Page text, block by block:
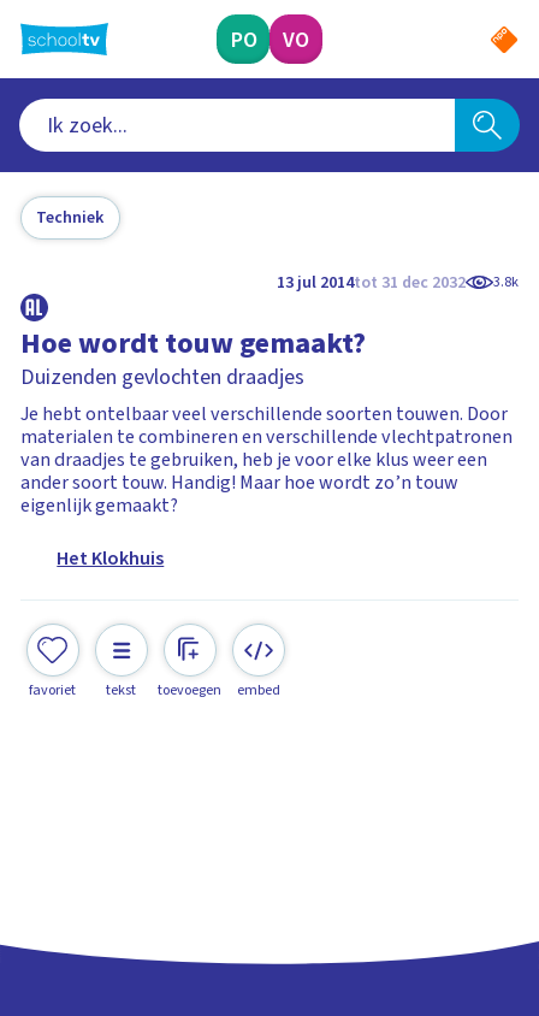
naar
hoofdinhoud
PO VO
Techniek
13 jul 2014tot 31 dec 2032 3.8k
Hoe wordt touw gemaakt?
Duizenden gevlochten draadjes
Je hebt ontelbaar veel verschillende soorten touwen. Door
materialen te combineren en verschillende vlechtpatronen
van draadjes te gebruiken, heb je voor elke klus weer een
ander soort touw. Handig! Maar hoe wordt zo’n touw
eigenlijk gemaakt?
Het Klokhuis
favoriet tekst toevoegen embed